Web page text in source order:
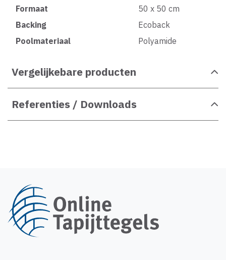
Formaat
50 x 50 cm
Backing
Ecoback
Poolmateriaal
Polyamide
Vergelijkebare producten
Referenties / Downloads